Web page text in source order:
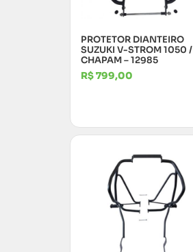
PROTETOR DIANTEIRO
SUZUKI V-STROM 1050 /
CHAPAM – 12985
R$799,00